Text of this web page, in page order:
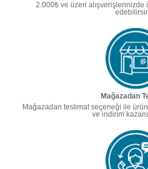
2.000₺ ve üzeri alışverişlerinizde
Mağazadan
Mağazadan teslimat seçeneği ile
ve indirim